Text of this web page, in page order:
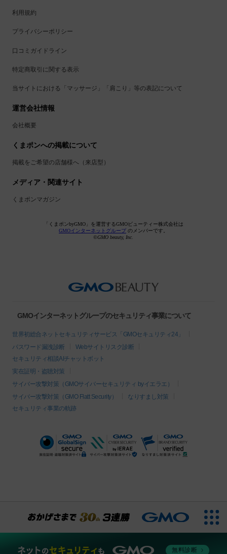
利用規約
プライバシーポリシー
口コミガイドライン
特定商取引に関する表示
当サイトにおける「マッサージ」「肩こり」等の表記について
運営会社情報
会社概要
くまポンへの掲載について
掲載をご希望の店舗様へ（来店型）
メディア・関連サイト
くまポンマガジン
「くまポンbyGMO」を運営するGMOビューティー株式会社は
GMOインターネットグループ のメンバーです。
©GMO beauty, Inc.
GMOインターネットグループのセキュリティ事業について
世界初総合ネットセキュリティサービス「GMOセキュリティ24」
パスワード漏洩診断
Webサイトリスク診断
セキュリティ相談AIチャットボット
実在証明・盗聴対策
サイバー攻撃対策（GMOサイバーセキュリティ byイエラエ）
サイバー攻撃対策（GMO Flatt Security）
なりすまし対策
セキュリティ事業の軌跡
無料診断